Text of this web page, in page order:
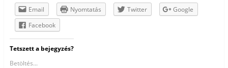
Email
Nyomtatás Twitter
Google
Facebook
Tetszett a bejegyzés?
Betöltés...